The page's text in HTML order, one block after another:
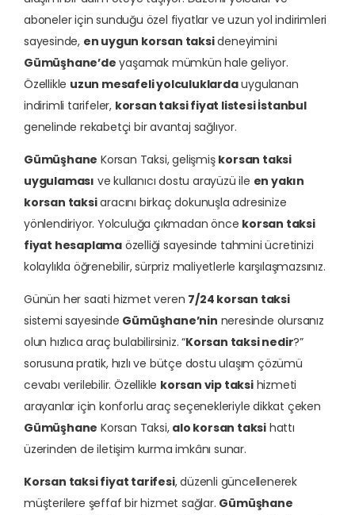
aboneler için sunduğu özel fiyatlar ve uzun yol indirimleri
sayesinde, en uygun korsan taksideneyimini
Gümüşhane’de yaşamak mümkün hale geliyor.
Özellikle uzun mesafeli yolculuklardauygulanan
indirimli tarifeler, korsan taksi fiyat listesi İstanbul
genelinde rekabetçi bir avantaj sağlıyor.
Gümüşhane Korsan Taksi, gelişmiş korsan taksi
uygulaması ve kullanıcı dostu arayüzü ile en yakın
korsan taksiaracını birkaç dokunuşla adresinize
yönlendiriyor. Yolculuğa çıkmadan önce korsan taksi
fiyat hesaplama özelliği sayesinde tahmini ücretinizi
kolaylıkla öğrenebilir, sürpriz maliyetlerle karşılaşmazsınız.
Günün her saati hizmet veren 7/24 korsan taksi
sistemi sayesinde Gümüşhane’nin neresinde olursanız
olun hızlıca araç bulabilirsiniz. “Korsan taksi nedir?”
sorusuna pratik, hızlı ve bütçe dostu ulaşım çözümü
cevabı verilebilir. Özellikle korsan vip taksihizmeti
arayanlar için konforlu araç seçenekleriyle dikkat çeken
Gümüşhane Korsan Taksi, alo korsan taksi hattı
üzerinden de iletişim kurma imkânı sunar.
Korsan taksi fiyat tarifesi, düzenli güncellenerek
müşterilere şeffaf bir hizmet sağlar. Gümüşhane